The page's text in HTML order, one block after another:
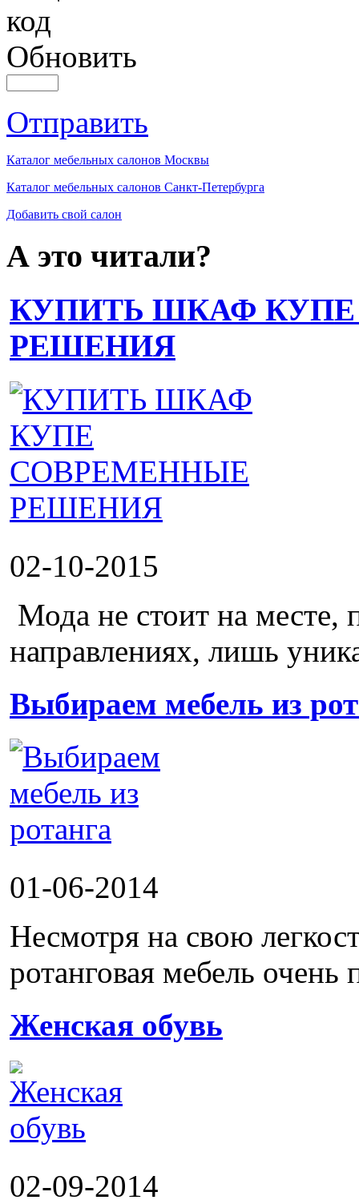
Обновить
Отправить
Каталог мебельных салонов Москвы
Каталог мебельных салонов Санкт-Петербурга
Добавить свой салон
А это читали?
КУПИТЬ ШКАФ
РЕШЕНИЯ
02-10-2015
Мода не стоит на месте,
направлениях, лишь
Выбираем мебель из
01-06-2014
Несмотря на свою
ротанговая мебель
Женская обувь
02-09-2014